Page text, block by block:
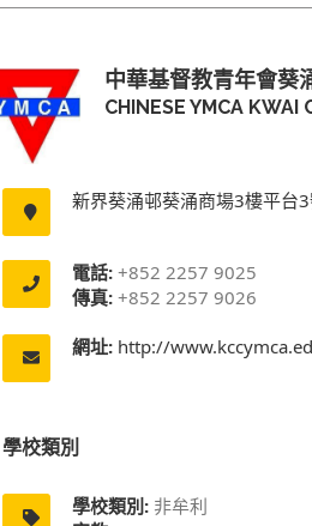
中華基督教青年會葵
CHINESE YMCA KWAI
新界葵涌邨葵涌商場3樓平台
電話: +852 2257 9025
傳真: +852 2257 9026
網址: http://
學校類別
學校類別: 非牟利